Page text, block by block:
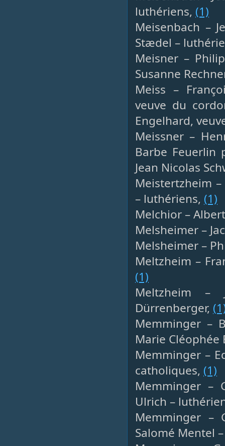
luthériens, (1)
Meisenbach –
Stædel –
Meisner –
Susanne
Meiss –
veuve du
Engelhard,
Meissner –
Barbe Feuerlin
Jean Nicolas
Meistertzheim
– luthériens, (1)
Melchior –
Melsheimer –
Melsheimer –
Meltzheim –
(1)
Meltzheim –
Dürrenberger,
Memminger –
Marie
Memminger –
catholiques, (1)
Memminger –
Ulrich –
Memminger –
Salomé Mentel